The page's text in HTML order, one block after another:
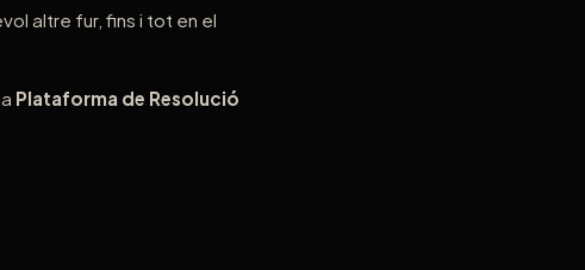
altre fur, fins i tot en el
Plataforma de Resolució